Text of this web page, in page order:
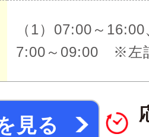
（1）07:00～
7:00～09:00 ※左
見る